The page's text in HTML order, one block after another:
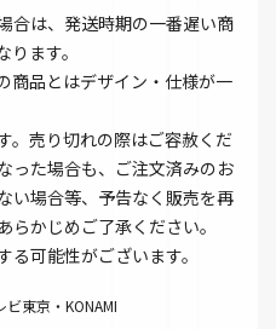
合は、発送時期の一番遅い商
ます。
商品とはデザイン・仕様が一
。売り切れの際はご容赦くだ
った場合も、ご注文済みのお
い場合等、予告なく販売を再
かじめご了承ください。
可能性がございます。
東京・KONAMI